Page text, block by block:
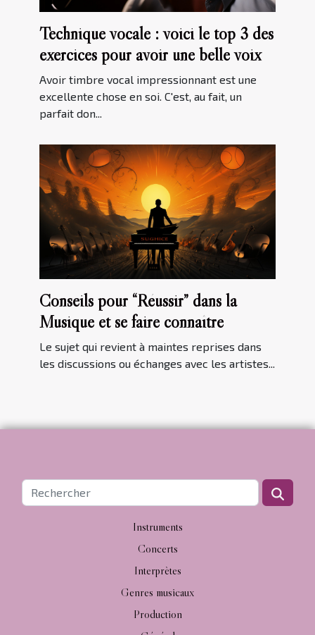
Technique vocale : voici le top 3 des
exercices pour avoir une belle voix
Avoir timbre vocal impressionnant est une
excellente chose en soi. C'est, au fait, un
parfait don...
Conseils pour “Réussir” dans la
Musique et se faire connaître
Le sujet qui revient à maintes reprises dans
les discussions ou échanges avec les artistes...
Instruments
Concerts
Interprètes
Genres musicaux
Production